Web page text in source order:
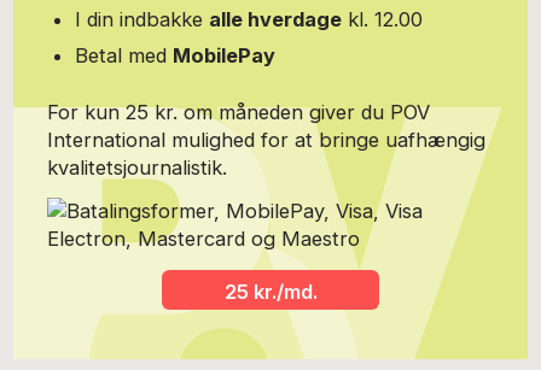
modemagasinet IN hvor hun skabte et modemagasin med stor
journalistisk tyngde uden at gå på kompromis med præmissen.
Portrætfoto: Stine Heilmann
I din indbakke alle hverdage kl. 12.00
Betal med MobilePay
For kun 25 kr. om måneden giver du POV
International mulighed for at bringe uafhængig
kvalitetsjournalistik.
25 kr./md.